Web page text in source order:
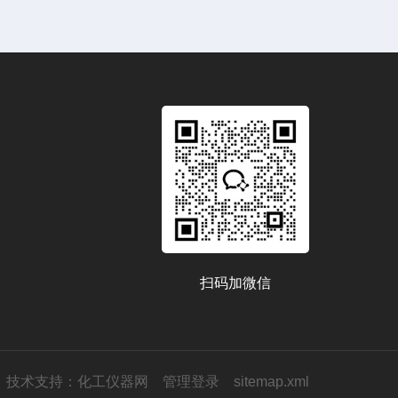
扫码加微信
技术支持： 化工仪器网 管理登录 sitemap.xml